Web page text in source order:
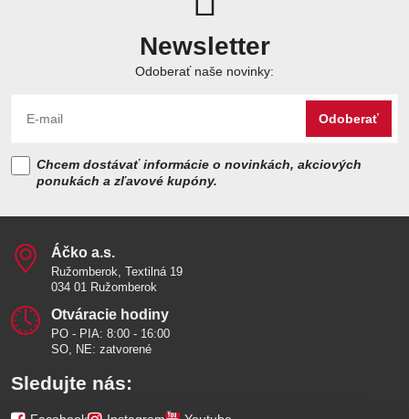
Newsletter
Odoberať naše novinky:
Odoberať
Chcem dostávať informácie o novinkách, akciových
ponukách a zľavové kupóny.
Áčko a​.s​.
Ružomberok, Textilná 19
034 01 Ružomberok
Otváracie hodiny
PO - PIA: 8:00 - 16:00
SO, NE: zatvorené
Sledujte nás: